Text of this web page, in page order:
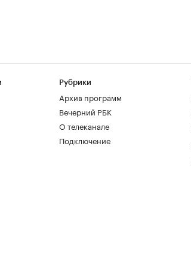
Рубрики
Архив программ
Вечерний РБК
О телеканале
Подключение